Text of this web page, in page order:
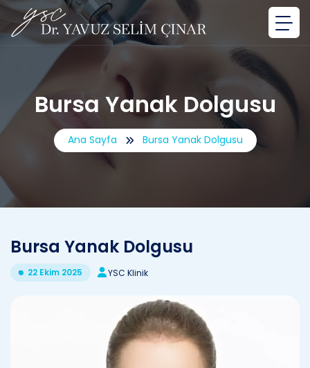
Bursa Yanak Dolgusu
Ana Sayfa Bursa Yanak Dolgusu
Bursa Yanak Dolgusu
22 Ekim 2025 YSC Klinik